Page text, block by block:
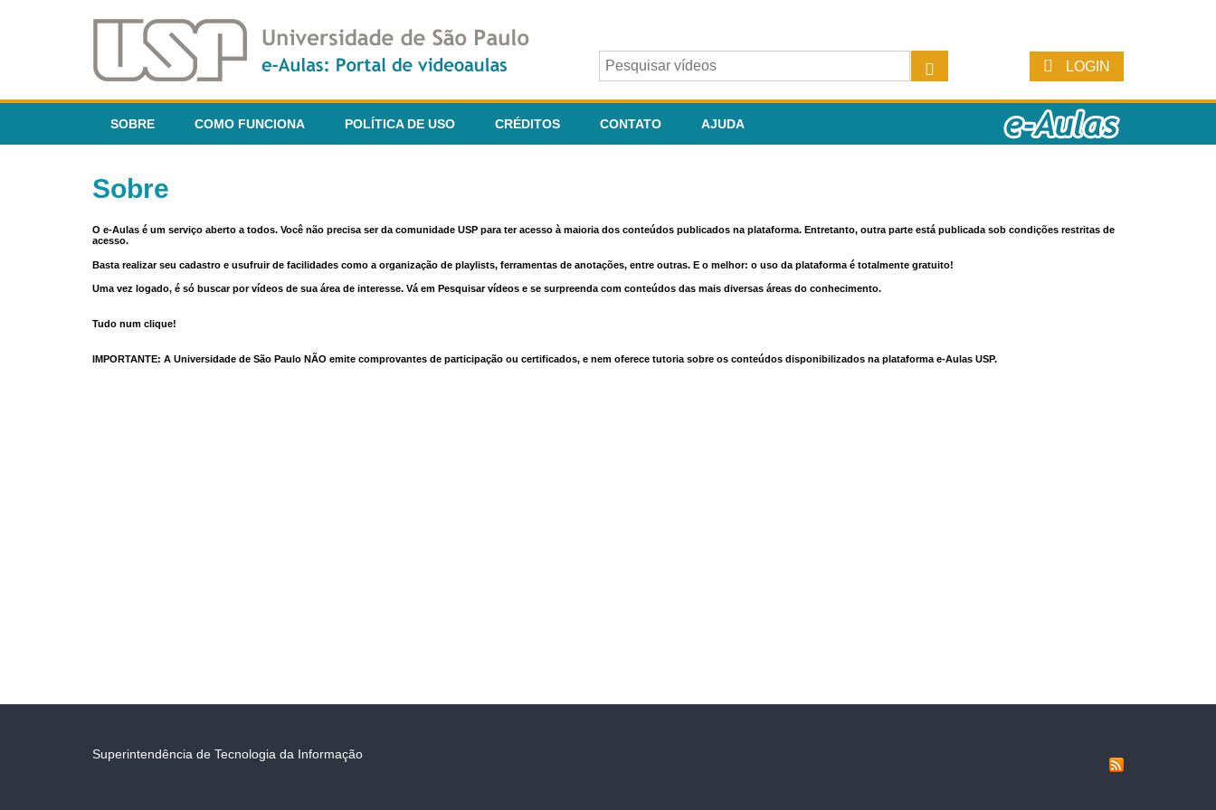
LOGIN
SOBRE COMO FUNCIONA POLÍTICA DE USO CRÉDITOS CONTATO AJUDA
Sobre
O e-Aulas é um serviço aberto a todos. Você não precisa ser da comunidade USP para ter acesso à maioria dos conteúdos publicados na plataforma. Entretanto, outra parte está publicada sob condições restritas de
acesso.
Basta realizar seu cadastro e usufruir de facilidades como a organização de playlists, ferramentas de anotações, entre outras. E o melhor: o uso da plataforma é totalmente gratuito!
Uma vez logado, é só buscar por vídeos de sua área de interesse. Vá em Pesquisar vídeos e se surpreenda com conteúdos das mais diversas áreas do conhecimento.
Tudo num clique!
IMPORTANTE: A Universidade de São Paulo NÃO emite comprovantes de participação ou certificados, e nem oferece tutoria sobre os conteúdos disponibilizados na plataforma e-Aulas USP.
Superintendência de Tecnologia da Informação